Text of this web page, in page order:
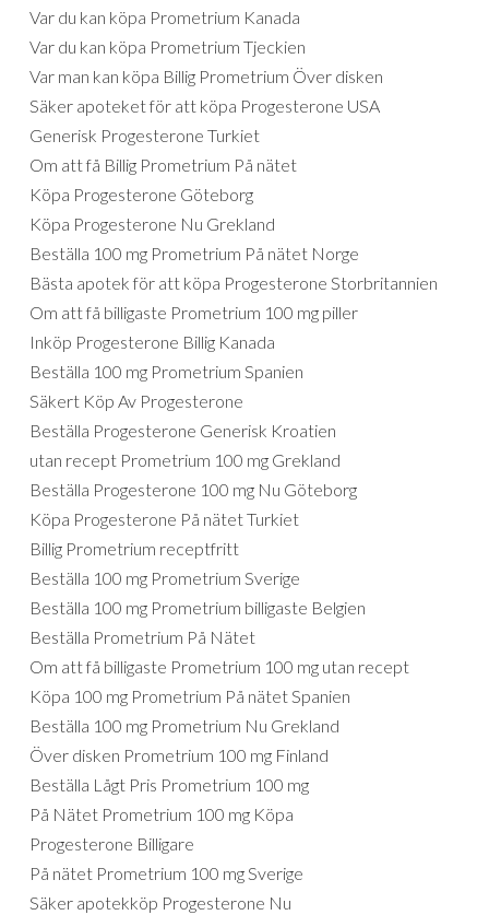
Var du kan köpa Prometrium Kanada
Var du kan köpa Prometrium Tjeckien
Var man kan köpa Billig Prometrium Över disken
Säker apoteket för att köpa Progesterone USA
Generisk Progesterone Turkiet
Om att få Billig Prometrium På nätet
Köpa Progesterone Göteborg
Köpa Progesterone Nu Grekland
Beställa 100 mg Prometrium På nätet Norge
Bästa apotek för att köpa Progesterone Storbritannien
Om att få billigaste Prometrium 100 mg piller
Inköp Progesterone Billig Kanada
Beställa 100 mg Prometrium Spanien
Säkert Köp Av Progesterone
Beställa Progesterone Generisk Kroatien
utan recept Prometrium 100 mg Grekland
Beställa Progesterone 100 mg Nu Göteborg
Köpa Progesterone På nätet Turkiet
Billig Prometrium receptfritt
Beställa 100 mg Prometrium Sverige
Beställa 100 mg Prometrium billigaste Belgien
Beställa Prometrium På Nätet
Om att få billigaste Prometrium 100 mg utan recept
Köpa 100 mg Prometrium På nätet Spanien
Beställa 100 mg Prometrium Nu Grekland
Över disken Prometrium 100 mg Finland
Beställa Lågt Pris Prometrium 100 mg
På Nätet Prometrium 100 mg Köpa
Progesterone Billigare
På nätet Prometrium 100 mg Sverige
Säker apotekköp Progesterone Nu